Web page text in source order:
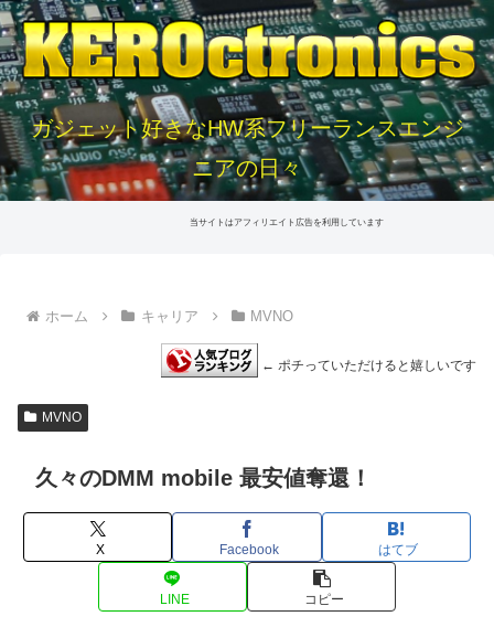
ガジェット好きなHW系フリーランスエンジ
ニアの日々
当サイトはアフィリエイト広告を利用しています
ホーム キャリア MVNO
← ポチっていただけると嬉しいです
MVNO
久々のDMM mobile 最安値奪還！
X Facebook はてブ
LINE コピー